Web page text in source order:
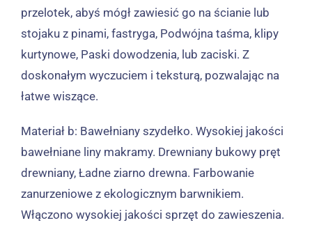
przelotek, abyś mógł zawiesić go na ścianie lub
stojaku z pinami, fastryga, Podwójna taśma, klipy
kurtynowe, Paski dowodzenia, lub zaciski. Z
doskonałym wyczuciem i teksturą, pozwalając na
łatwe wiszące.
Materiał b: Bawełniany szydełko. Wysokiej jakości
bawełniane liny makramy. Drewniany bukowy pręt
drewniany, Ładne ziarno drewna. Farbowanie
zanurzeniowe z ekologicznym barwnikiem.
Włączono wysokiej jakości sprzęt do zawieszenia.